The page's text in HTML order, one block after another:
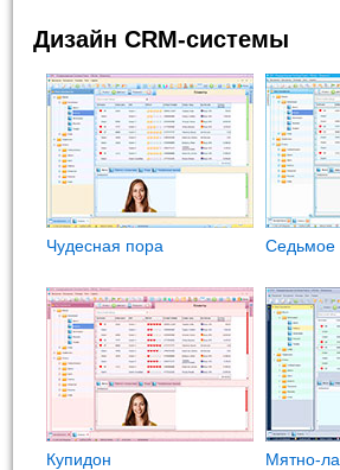
Дизайн CRM-системы
Чудесная пора Седьмое
Купидон Мятно-